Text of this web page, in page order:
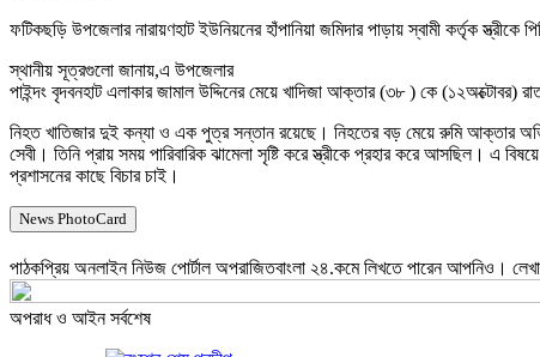
ফটিকছড়ি উপজেলার নারায়ণহাট ইউনিয়নের হাঁপানিয়া জমিদার পাড়ায় স্বামী কর্তৃক স্ত্রীকে
স্থানীয় সূত্রগুলো জানায়,এ উপজেলার
পাইন্দং বৃদবনহাট এলাকার জামাল উদ্দিনের মেয়ে খাদিজা আক্তার (৩৮ ) কে (১২অক্টোবর)
নিহত খাতিজার দুই কন্যা ও এক পুত্র সন্তান রয়েছে। নিহতের বড় মেয়ে রুমি আক্তার
সেবী। তিনি প্রায় সময় পারিবারিক ঝামেলা সৃষ্টি করে স্ত্রীকে প্রহার করে আসছিল। এ
প্রশাসনের কাছে বিচার চাই।
News PhotoCard
পাঠকপ্রিয় অনলাইন নিউজ পোর্টাল অপরাজিতবাংলা ২৪.কমে লিখতে পারেন আপনিও।
অপরাধ ও আইন সর্বশেষ